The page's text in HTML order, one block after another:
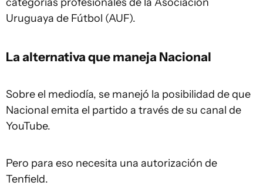
Uruguaya de Fútbol (AUF).
La alternativa que maneja Nacional
Sobre el mediodía, se manejó la posibilidad de que
Nacional emita el partido a través de su canal de
YouTube.
Pero para eso necesita una autorización de
Tenfield.